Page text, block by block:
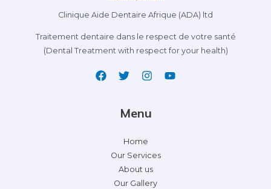
Clinique Aide Dentaire Afrique (ADA) ltd
Traitement dentaire dans le respect de votre santé
(Dental Treatment with respect for your health)
Menu
Home
Our Services
About us
Our Gallery